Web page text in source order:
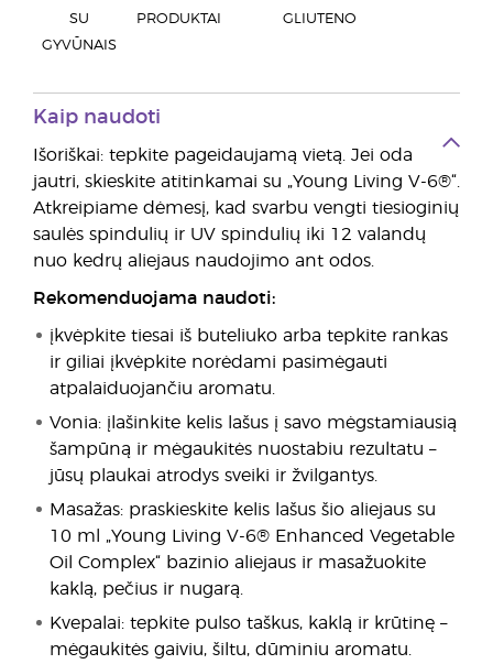
SU
GYVŪNAIS
PRODUKTAI
GLIUTENO
Kaip naudoti
Išoriškai: tepkite pageidaujamą vietą. Jei oda
jautri, skieskite atitinkamai su „Young Living V-6®“.
Atkreipiame dėmesį, kad svarbu vengti tiesioginių
saulės spindulių ir UV spindulių iki 12 valandų
nuo kedrų aliejaus naudojimo ant odos.
Rekomenduojama naudoti:
įkvėpkite tiesai iš buteliuko arba tepkite rankas
ir giliai įkvėpkite norėdami pasimėgauti
atpalaiduojančiu aromatu.
Vonia: įlašinkite kelis lašus į savo mėgstamiausią
šampūną ir mėgaukitės nuostabiu rezultatu –
jūsų plaukai atrodys sveiki ir žvilgantys.
Masažas: praskieskite kelis lašus šio aliejaus su
10 ml „Young Living V-6® Enhanced Vegetable
Oil Complex“ bazinio aliejaus ir masažuokite
kaklą, pečius ir nugarą.
Kvepalai: tepkite pulso taškus, kaklą ir krūtinę –
mėgaukitės gaiviu, šiltu, dūminiu aromatu.